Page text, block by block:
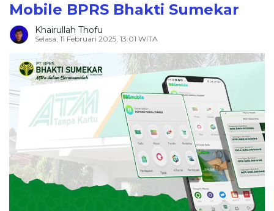
Mobile BPRS Bhakti Sumekar
Khairullah Thofu
Selasa, 11 Februari 2025, 13:01 WITA